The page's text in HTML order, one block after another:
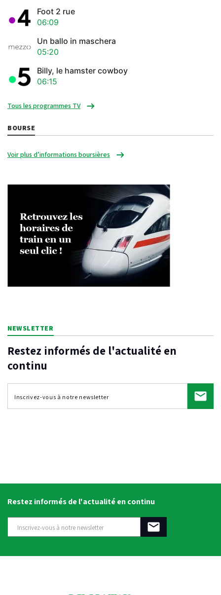
Foot 2 rue
06:09
Un ballo in maschera
05:20
Billy, le hamster cowboy
06:15
Tous les programmes TV
BOURSE
Voir plus d’informations boursières
NEWSLETTER
Restez informés de l'actualité en
continu
Restez informés de l'actualité en continu